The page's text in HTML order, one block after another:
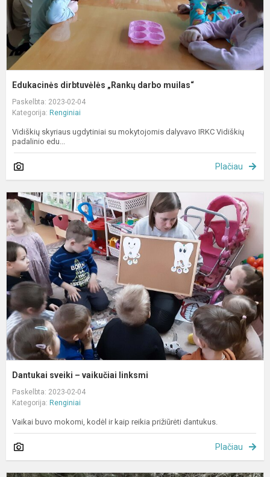
Edukacinės dirbtuvėlės „Rankų darbo muilas“
Paskelbta: 2023-02-04
Kategorija: Renginiai
Vidiškių skyriaus ugdytiniai su mokytojomis dalyvavo IRKC Vidiškių
padalinio edu...
Plačiau
Dantukai sveiki – vaikučiai linksmi
Paskelbta: 2023-02-04
Kategorija: Renginiai
Vaikai buvo mokomi, kodėl ir kaip reikia prižiūrėti dantukus.
Plačiau